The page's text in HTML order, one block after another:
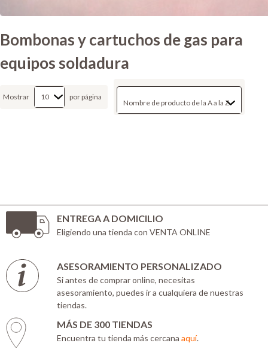
Bombonas y cartuchos de gas para
equipos soldadura
Mostrar por página
ENTREGA A DOMICILIO
Eligiendo una tienda con VENTA ONLINE
ASESORAMIENTO PERSONALIZADO
Si antes de comprar online, necesitas
asesoramiento, puedes ir a cualquiera de nuestras
tiendas.
MÁS DE 300 TIENDAS
Encuentra tu tienda más cercana aquí.